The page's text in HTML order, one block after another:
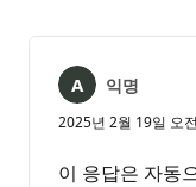
익명
2025년 2월 19일 오
이 응답은 자동